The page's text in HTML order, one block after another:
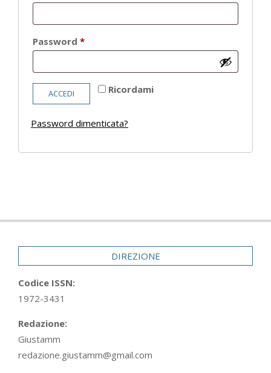
Password *Richiesto
Ricordami
ACCEDI
Password dimenticata?
05-
DIREZIONE
Codice ISSN:
1972-3431
Redazione:
Giustamm
redazione.giustamm@gmail.com